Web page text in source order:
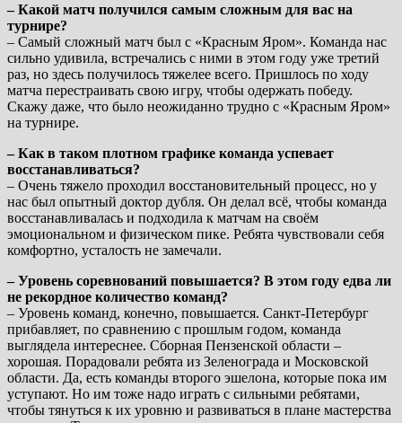
– Какой матч получился самым сложным для вас на
турнире?
– Самый сложный матч был с «Красным Яром». Команда нас
сильно удивила, встречались с ними в этом году уже третий
раз, но здесь получилось тяжелее всего. Пришлось по ходу
матча перестраивать свою игру, чтобы одержать победу.
Скажу даже, что было неожиданно трудно с «Красным Яром»
на турнире.
– Как в таком плотном графике команда успевает
восстанавливаться?
– Очень тяжело проходил восстановительный процесс, но у
нас был опытный доктор дубля. Он делал всё, чтобы команда
восстанавливалась и подходила к матчам на своём
эмоциональном и физическом пике. Ребята чувствовали себя
комфортно, усталость не замечали.
– Уровень соревнований повышается? В этом году едва ли
не рекордное количество команд?
– Уровень команд, конечно, повышается. Санкт-Петербург
прибавляет, по сравнению с прошлым годом, команда
выглядела интереснее. Сборная Пензенской области –
хорошая. Порадовали ребята из Зеленограда и Московской
области. Да, есть команды второго эшелона, которые пока им
уступают. Но им тоже надо играть с сильными ребятами,
чтобы тянуться к их уровню и развиваться в плане мастерства